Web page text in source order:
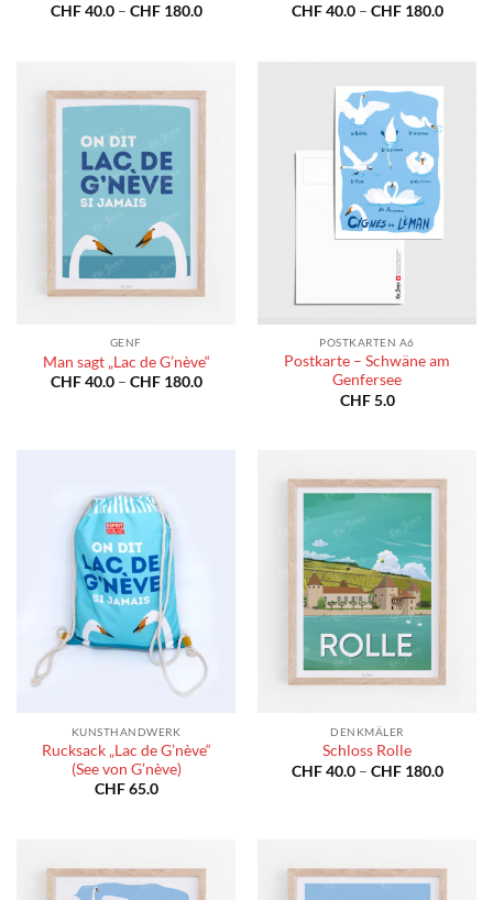
CHF40.0 – CHF180.0Preisspanne:
CHF40.0 – CHF180.0
GENF
Man sagt „Lac de G’nève“
CHF40.0 – CHF180.0Preisspanne:
POSTKARTEN A6
Postkarte – Schwäne am
Genfersee
CHF5.0
KUNSTHANDWERK
Rucksack „Lac de G’nève“
(See von G’nève)
CHF65.0
DENKMÄLER
Schloss Rolle
CHF40.0 – CHF180.0